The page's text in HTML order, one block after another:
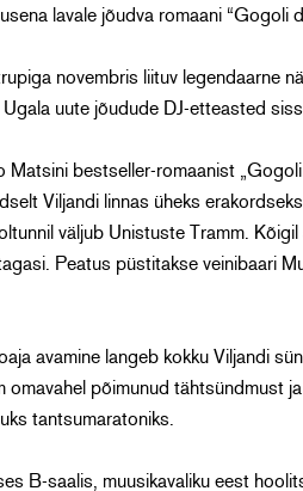
lavale jõudva romaani “Gogoli
novembris liituv legendaarne
uute jõudude DJ-etteasted
bestseller-romaanist
Viljandi linnas üheks
väljub Unistuste Tramm.
Peatus püstitakse veinibaari
avamine langeb kokku Viljandi
põimunud tähtsündmust
tantsumaratoniks.
B-saalis, muusikavaliku eest